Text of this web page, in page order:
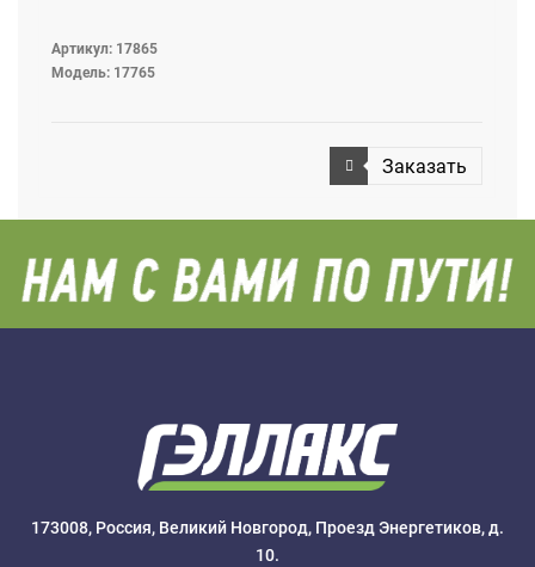
Артикул: 17865
Модель: 17765
Заказать
173008, Россия, Великий Новгород, Проезд Энергетиков, д.
10.